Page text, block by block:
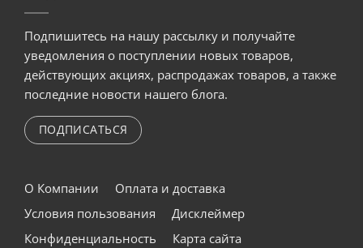
Подпишитесь на нашу рассылку и получайте
уведомления о поступлении новых товаров,
действующих акциях, распродажах товаров, а также
последние новости нашего блога.
ПОДПИСАТЬСЯ
О Компании
Оплата и доставка
Условия пользования
Дисклеймер
Конфиденциальность
Карта сайта